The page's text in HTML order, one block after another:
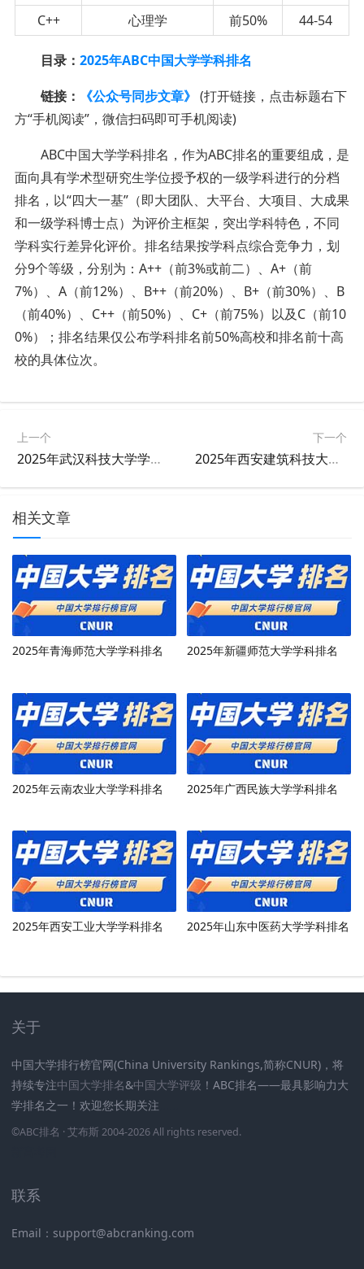
C++
心理学 前50% 44-54
目录： 2025年ABC中国大学学科排名
链接：
《公众号同步文章》 (打开链接，点击标题右下
方“手机阅读”，微信扫码即可手机阅读)
ABC中国大学学科排名，作为ABC排名的重要组成，是
面向具有学术型研究生学位授予权的一级学科进行的分档
排名，以“四大一基”（即大团队、大平台、大项目、大成果
和一级学科博士点）为评价主框架，突出学科特色，不同
学科实行差异化评价。排名结果按学科点综合竞争力，划
分9个等级，分别为：A++（前3%或前二）、A+（前
7%）、A（前12%）、B++（前20%）、B+（前30%）、B
（前40%）、C++（前50%）、C+（前75%）以及C（前10
0%）；排名结果仅公布学科排名前50%高校和排名前十高
校的具体位次。
上一个
2025年武汉科技大学学科排名
下一个
2025年西安建筑科技大学学科排名
相关文章
2025年青海师范大学学科排名 2025年新疆师范大学学科排名
2025年云南农业大学学科排名 2025年广西民族大学学科排名
2025年西安工业大学学科排名 2025年山东中医药大学学科排名
关于
中国大学排行榜官网(China University Rankings,简称CNUR)，将
持续专注中国大学排名&中国大学评级 ！ABC排名——最具影响力大
学排名之一！欢迎您长期关注
©ABC排名 · 艾布斯 2004-2026 All rights reserved.
联系
Email：support@abcranking.com